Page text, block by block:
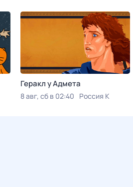
Геракл у Адмета
8 авг, сб в 02:40 Россия К